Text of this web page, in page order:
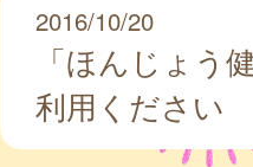
2016/10/20
「ほんじょう
利用ください